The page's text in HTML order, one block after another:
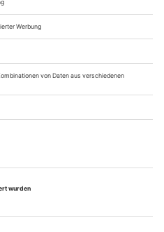
Bewegung!
«Atoll» zeigt das Karlsruher
und dramatische Potenzial
Theater nur träumen: Wenn
«Mad in Finland» am
scheint sie nicht nur die
verleiht ihrer Choreografie
Charisma etwas Magisches.
die Scheinwerfer eher